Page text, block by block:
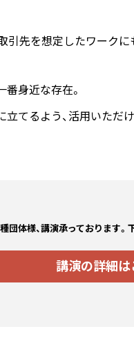
引先を想定したワークに
身近な存在。
てるよう、活用いただ
団体様、講演承っております。
講演の詳細は